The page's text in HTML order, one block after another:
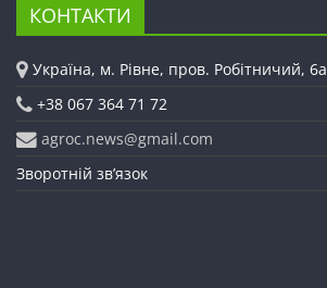
КОНТАКТИ
Україна, м. Рівне, пров. Робітничий, 6а
+38 067 364 71 72
agroc.news@gmail.com
Зворотній зв’язок